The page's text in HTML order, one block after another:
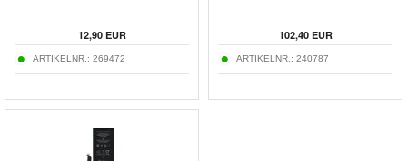
12,90EUR
ARTIKELNR.: 269472
102,40EUR
ARTIKELNR.: 240787